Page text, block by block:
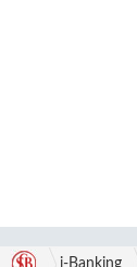
i-Banking